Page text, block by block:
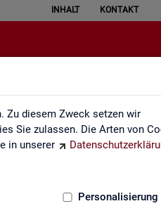
Zu diesem Zweck setzen wir
Sie zulassen. Die Arten von
in unserer
Personalisierung
INHALT KONTAKT
Kritik